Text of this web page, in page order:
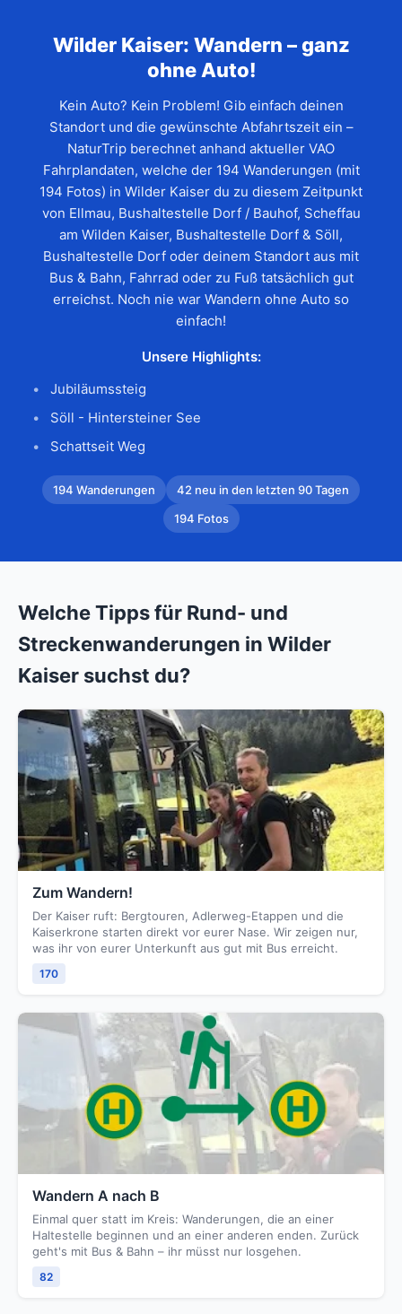
Wilder Kaiser: Wandern – ganz
ohne Auto!
Kein Auto? Kein Problem! Gib einfach deinen
Standort und die gewünschte Abfahrtszeit ein –
NaturTrip berechnet anhand aktueller VAO
Fahrplandaten, welche der 194 Wanderungen (mit
194 Fotos) in Wilder Kaiser du zu diesem Zeitpunkt
von Ellmau, Bushaltestelle Dorf / Bauhof, Scheffau
am Wilden Kaiser, Bushaltestelle Dorf & Söll,
Bushaltestelle Dorf oder deinem Standort aus mit
Bus & Bahn, Fahrrad oder zu Fuß tatsächlich gut
erreichst. Noch nie war Wandern ohne Auto so
einfach!
Unsere Highlights:
Jubiläumssteig
Söll - Hintersteiner See
Schattseit Weg
194 Wanderungen
42 neu in den letzten 90 Tagen
194 Fotos
Welche Tipps für Rund- und
Streckenwanderungen in Wilder
Kaiser suchst du?
Zum Wandern!
Der Kaiser ruft: Bergtouren, Adlerweg-Etappen und die
Kaiserkrone starten direkt vor eurer Nase. Wir zeigen nur,
was ihr von eurer Unterkunft aus gut mit Bus erreicht.
170
Wandern A nach B
Einmal quer statt im Kreis: Wanderungen, die an einer
Haltestelle beginnen und an einer anderen enden. Zurück
geht's mit Bus & Bahn – ihr müsst nur losgehen.
82